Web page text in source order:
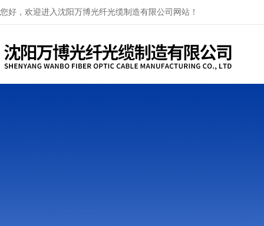
您好，欢迎进入沈阳万博光纤光缆制造有限公司网站！